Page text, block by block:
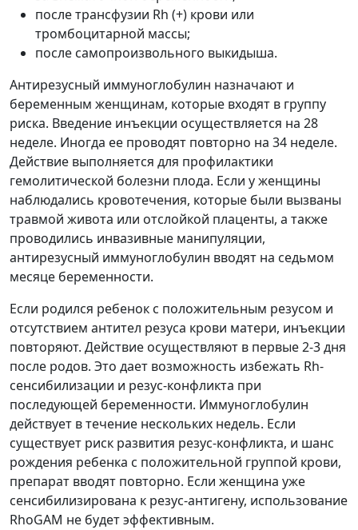
после трансфузии Rh (+) крови или
тромбоцитарной массы;
после самопроизвольного выкидыша.
Антирезусный иммуноглобулин назначают и
беременным женщинам, которые входят в группу
риска. Введение инъекции осуществляется на 28
неделе. Иногда ее проводят повторно на 34 неделе.
Действие выполняется для профилактики
гемолитической болезни плода. Если у женщины
наблюдались кровотечения, которые были вызваны
травмой живота или отслойкой плаценты, а также
проводились инвазивные манипуляции,
антирезусный иммуноглобулин вводят на седьмом
месяце беременности.
Если родился ребенок с положительным резусом и
отсутствием антител резуса крови матери, инъекции
повторяют. Действие осуществляют в первые 2-3 дня
после родов. Это дает возможность избежать Rh-
сенсибилизации и резус-конфликта при
последующей беременности. Иммуноглобулин
действует в течение нескольких недель. Если
существует риск развития резус-конфликта, и шанс
рождения ребенка с положительной группой крови,
препарат вводят повторно. Если женщина уже
сенсибилизирована к резус-антигену, использование
RhoGAM не будет эффективным.